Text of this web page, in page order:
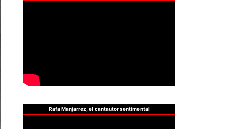
Rafa Manjarrez, el cantautor sentimental